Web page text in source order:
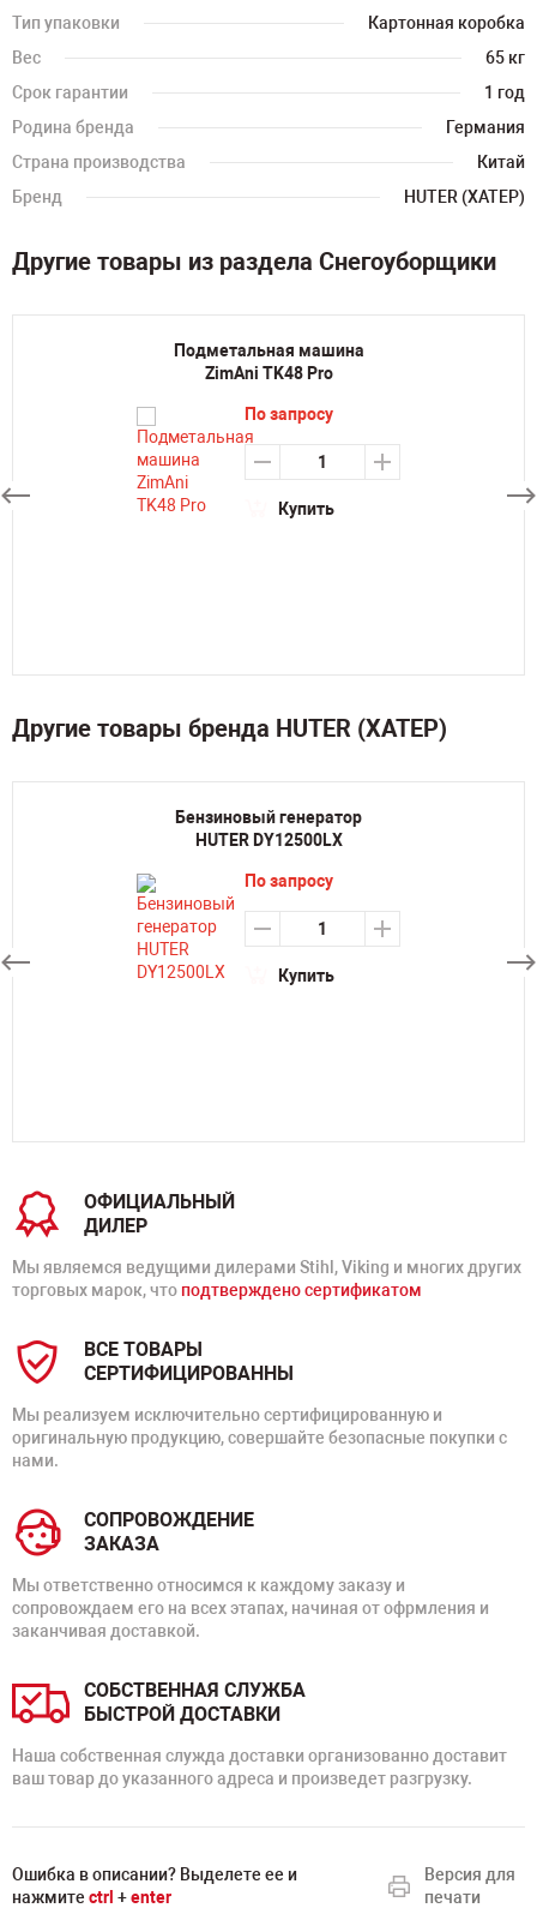
Тип упаковки
Картонная коробка
Вес
65 кг
Срок гарантии
1 год
Родина бренда
Германия
Страна производства
Китай
Бренд
HUTER (ХАТЕР)
Другие товары из раздела Снегоуборщики
Подметальная машина
ZimAni TK48 Pro
По запросу
Купить
Другие товары бренда HUTER (ХАТЕР)
Бензиновый генератор
HUTER DY12500LX
По запросу
Купить
ОФИЦИАЛЬНЫЙ
ДИЛЕР
Мы являемся ведущими дилерами Stihl, Viking и многих других
торговых марок, что подтверждено сертификатом
ВСЕ ТОВАРЫ
СЕРТИФИЦИРОВАННЫ
Мы реализуем исключительно сертифицированную и
оригинальную продукцию, совершайте безопасные покупки с
нами.
СОПРОВОЖДЕНИЕ
ЗАКАЗА
Мы ответственно относимся к каждому заказу и
сопровождаем его на всех этапах, начиная от офрмления и
заканчивая доставкой.
СОБСТВЕННАЯ СЛУЖБА
БЫСТРОЙ ДОСТАВКИ
Наша собственная служда доставки организованно доставит
ваш товар до указанного адреса и произведет разгрузку.
Ошибка в описании? Выделете ее и
нажмите ctrl +enter
Версия для
печати